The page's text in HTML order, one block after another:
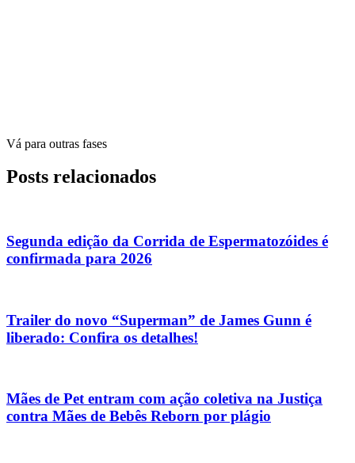
Vá para outras fases
Posts relacionados
Segunda edição da Corrida de Espermatozóides é
confirmada para 2026
Trailer do novo “Superman” de James Gunn é
liberado: Confira os detalhes!
Mães de Pet entram com ação coletiva na Justiça
contra Mães de Bebês Reborn por plágio